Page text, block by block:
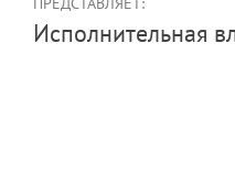
Иcполнительная